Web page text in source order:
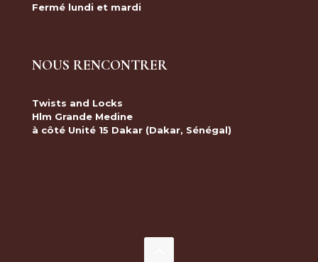
Fermé lundi et mardi
NOUS RENCONTRER
Twists and Locks
Hlm Grande Medine
à côté Unité 15 Dakar (Dakar, Sénégal)